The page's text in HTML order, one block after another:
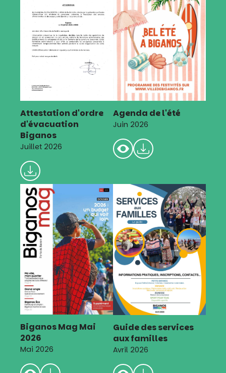
Attestation d'ordre
d'évacuation
Biganos
Juillet 2026
Agenda de l'été
Juin 2026
Biganos Mag Mai
2026
Mai 2026
Guide des services
aux familles
Avril 2026